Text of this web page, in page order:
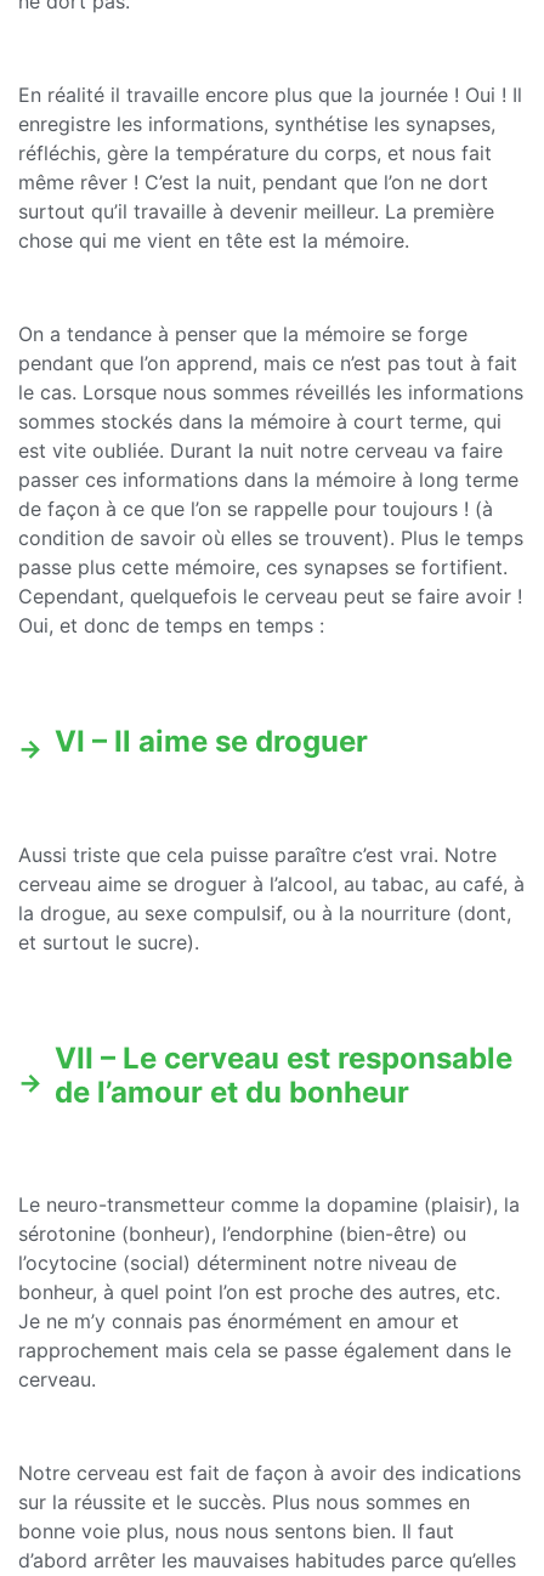
En réalité il travaille encore plus que la journée ! Oui ! Il
enregistre les informations, synthétise les synapses,
réfléchis, gère la température du corps, et nous fait
même rêver ! C’est la nuit, pendant que l’on ne dort
surtout qu’il travaille à devenir meilleur. La première
chose qui me vient en tête est la mémoire.
On a tendance à penser que la mémoire se forge
pendant que l’on apprend, mais ce n’est pas tout à fait
le cas. Lorsque nous sommes réveillés les informations
sommes stockés dans la mémoire à court terme, qui
est vite oubliée. Durant la nuit notre cerveau va faire
passer ces informations dans la mémoire à long terme
de façon à ce que l’on se rappelle pour toujours ! (à
condition de savoir où elles se trouvent). Plus le temps
passe plus cette mémoire, ces synapses se fortifient.
Cependant, quelquefois le cerveau peut se faire avoir !
Oui, et donc de temps en temps :
VI – Il aime se droguer
Aussi triste que cela puisse paraître c’est vrai. Notre
cerveau aime se droguer à l’alcool, au tabac, au café, à
la drogue, au sexe compulsif, ou à la nourriture (dont,
et surtout le sucre).
VII – Le cerveau est responsable
de l’amour et du bonheur
Le neuro-transmetteur comme la dopamine (plaisir), la
sérotonine (bonheur), l’endorphine (bien-être) ou
l’ocytocine (social) déterminent notre niveau de
bonheur, à quel point l’on est proche des autres, etc.
Je ne m’y connais pas énormément en amour et
rapprochement mais cela se passe également dans le
cerveau.
Notre cerveau est fait de façon à avoir des indications
sur la réussite et le succès. Plus nous sommes en
bonne voie plus, nous nous sentons bien. Il faut
d’abord arrêter les mauvaises habitudes parce qu’elles